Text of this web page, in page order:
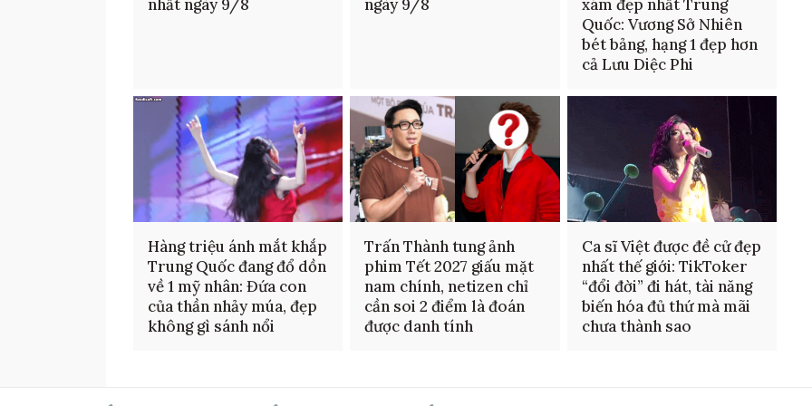
nhất ngày 9/8 ngày 9/8
xám đẹp nhất Trung
Quốc: Vương Sở Nhiên
bét bảng, hạng 1 đẹp hơn
cả Lưu Diệc Phi
Hàng triệu ánh mắt khắp
Trung Quốc đang đổ dồn
về 1 mỹ nhân: Đứa con
của thần nhảy múa, đẹp
không gì sánh nổi
Trấn Thành tung ảnh
phim Tết 2027 giấu mặt
nam chính, netizen chỉ
cần soi 2 điểm là đoán
được danh tính
Ca sĩ Việt được đề cử đẹp
nhất thế giới: TikToker
“đổi đời” đi hát, tài năng
biến hóa đủ thứ mà mãi
chưa thành sao